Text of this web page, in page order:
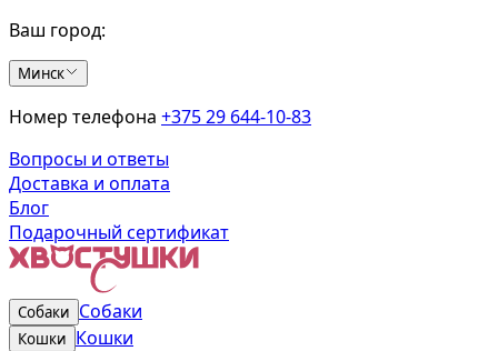
Ваш город:
Минск
Номер телефона +375 29 644-10-83
Вопросы и ответы
Доставка и оплата
Блог
Подарочный сертификат
Собаки Собаки
Кошки Кошки